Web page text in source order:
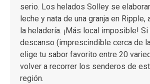
serio. Los helados Solley se
leche y nata de una granja en Ripple,
la heladería. ¡Más local imposible!
descanso (imprescindible cerca de
elige tu sabor favorito entre 20
volver a recorrer los senderos de
región.